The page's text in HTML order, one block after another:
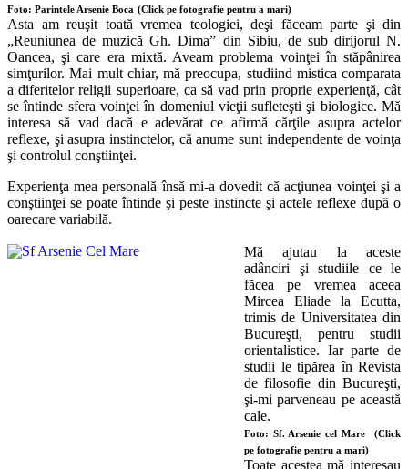
Foto: Parintele Arsenie Boca (Click pe fotografie pentru a mari)
Asta am reuşit toată vremea teologiei, deşi făceam parte şi din
„Reuniunea de muzică Gh. Dima” din Sibiu, de sub dirijorul N.
Oancea, şi care era mixtă. Aveam problema voinţei în stăpânirea
simţurilor. Mai mult chiar, mă preocupa, studiind mistica comparata
a diferitelor religii superioare, ca să vad prin proprie experienţă, cât
se întinde sfera voinţei în domeniul vieţii sufleteşti şi biologice. Mă
interesa să vad dacă e adevărat ce afirmă cărţile asupra actelor
reflexe, şi asupra instinctelor, că anume sunt independente de voinţa
şi controlul conştiinţei.
Experienţa mea personală însă mi-a dovedit că acţiunea voinţei şi a
conştiinţei se poate întinde şi peste instincte şi actele reflexe după o
oarecare variabilă.
Mă ajutau la aceste
adânciri şi studiile ce le
făcea pe vremea aceea
Mircea Eliade la Ecutta,
trimis de Universitatea din
Bucureşti, pentru studii
orientalistice. Iar parte de
studii le tipărea în Revista
de filosofie din Bucureşti,
şi-mi parveneau pe această
cale.
Foto: Sf. Arsenie cel Mare
(Click
pe fotografie pentru a mari)
Toate acestea mă interesau